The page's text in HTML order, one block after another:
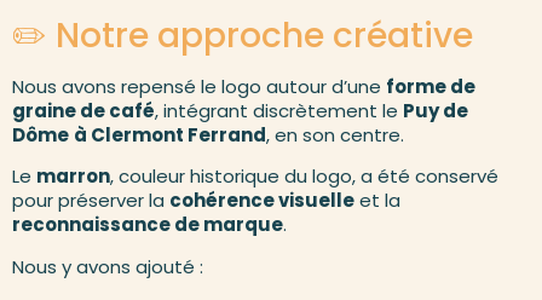
✏️ Notre approche créative
Nous avons repensé le logo autour d’une forme de
graine de café, intégrant discrètement le Puy de
Dôme à Clermont Ferrand, en son centre.
Le marron, couleur historique du logo, a été conservé
pour préserver la cohérence visuelleet la
reconnaissance de marque.
Nous y avons ajouté :